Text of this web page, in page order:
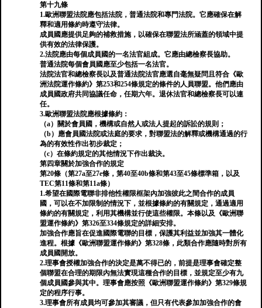
第十九條
1.歐洲聯盟法院應包括法院，普通法院和專門法院。它應確保在解
釋和適用條約時遵守法律。
成員國應提供足夠的補救措施，以確保在聯盟法所涵蓋的領域中提
供有效的法律保護。
2.法院應由每個成員國的一名法官組成。它應由總檢察長協助。
普通法院每個會員國應至少包括一名法官。
法院法官和總檢察長以及普通法院法官應選自毫無疑問且符合《歐
洲法院運作條約》第253和254條規定的條件的人員聯盟。他們應由
成員國政府共同協議任命，任期六年。退休法官和總檢察長可以連
任。
3.歐洲聯盟法院應根據條約：
（a）關於會員國，機構或自然人或法人提起的訴訟的規則；
（b）應會員國法院或法庭的要求，對聯盟法的解釋或機構通過的行
為的有效性作出初步裁定；
（c）在條約規定的其他情況下作出裁決。
第四章關於加強合作的規定
第20條（第27a至27e條，第40至40b條和第43至45條標準箱，以及
TEC第11條和第11a條）
1.希望在國際電聯非排他性權限框架內加強彼此之間合作的成員
國，可以在不加限制的情況下，並根據條約的有關規定，通過適用
條約的有關規定，利用其機構並行使這些權限。本條以及《歐洲聯
盟運作條約》第326至334條規定的詳細安排。
加強合作應旨在促進國際電聯的目標，保護其利益並加強其一體化
進程。根據《歐洲聯盟運作條約》第328條，此類合作應隨時對所有
成員國開放。
2.理事會授權加強合作的決定是萬不得已的，前提是理事會確定整
個聯盟在合理的期限內無法實現這種合作的目標，並規定至少有九
個成員國參與其中。理事會應按照《歐洲聯盟運作條約》第329條規
定的程序行事。
3.理事會所有成員均可參加其審議，但只有代表參加加強合作的會